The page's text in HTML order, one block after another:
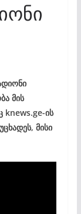
მის
knews.ge-ის
მისი